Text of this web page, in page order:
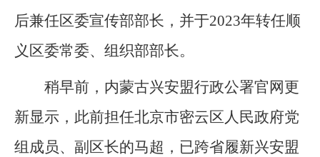
后兼任区委宣传部部长，并于2023年转任顺
义区委常委、组织部部长。
稍早前，内蒙古兴安盟行政公署官网更
新显示，此前担任北京市密云区人民政府党
组成员、副区长的马超，已跨省履新兴安盟